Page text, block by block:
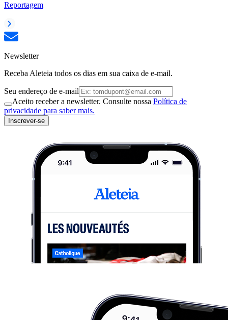
Reportagem
Newsletter
Receba Aleteia todos os dias em sua caixa de e-mail.
Seu endereço de e-mail
Aceito receber a newsletter. Consulte nossa Política de
privacidade para saber mais.
Inscrever-se